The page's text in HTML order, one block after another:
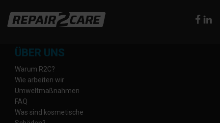
ÜBER UNS
Warum R2C?
Wie arbeiten wir
Umweltmaßnahmen
FAQ
Was sind kosmetische